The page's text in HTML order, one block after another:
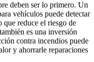
deben ser lo primero. Un
vehículos puede detectar
reduce el riesgo de
es una inversión
contra incendios puede
y ahorrarle reparaciones